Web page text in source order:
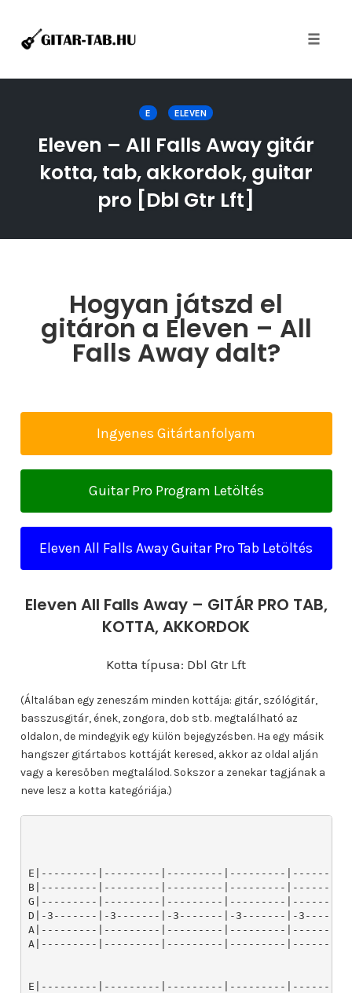
E ELEVEN
Eleven – All Falls Away gitár
kotta, tab, akkordok, guitar
pro [Dbl Gtr Lft]
Hogyan játszd el
gitáron a Eleven – All
Falls Away dalt?
Ingyenes Gitártanfolyam
Guitar Pro Program Letöltés
Eleven All Falls Away Guitar Pro Tab Letöltés
Eleven All Falls Away – GITÁR PRO TAB,
KOTTA, AKKORDOK
Kotta típusa: Dbl Gtr Lft
(Általában egy zeneszám minden kottája: gitár, szólógitár,
basszusgitár, ének, zongora, dob stb. megtalálható az
oldalon, de mindegyik egy külön bejegyzésben. Ha egy másik
hangszer gitártabos kottáját keresed, akkor az oldal alján
vagy a keresőben megtalálod. Sokszor a zenekar tagjának a
neve lesz a kotta kategóriája.)
E|---------|---------|---------|---------
B|---------|---------|---------|---------
G|---------|---------|---------|---------|---------|-
D|-3-------|-3-------|-3-------|-3-------|-3-------
A|---------|---------|---------|---------
A|---------|---------|---------|---------
E|---------|---------|---------|---------